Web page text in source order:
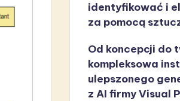
identyfikować i
za pomocą
Od koncepcji do
kompleksowa
ulepszonego
z AI firmy Visual